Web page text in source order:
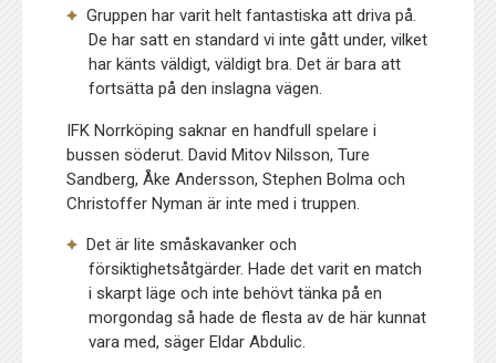
Gruppen har varit helt fantastiska att driva på.
De har satt en standard vi inte gått under, vilket
har känts väldigt, väldigt bra. Det är bara att
fortsätta på den inslagna vägen.
IFK Norrköping saknar en handfull spelare i
bussen söderut. David Mitov Nilsson, Ture
Sandberg, Åke Andersson, Stephen Bolma och
Christoffer Nyman är inte med i truppen.
Det är lite småskavanker och
försiktighetsåtgärder. Hade det varit en match
i skarpt läge och inte behövt tänka på en
morgondag så hade de flesta av de här kunnat
vara med, säger Eldar Abdulic.